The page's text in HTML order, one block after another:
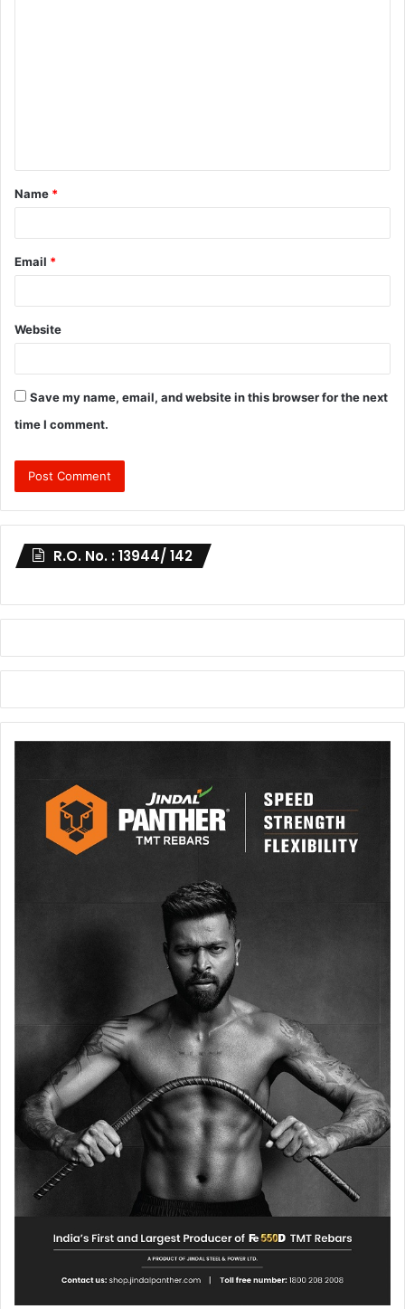
t
*
Name *
Email *
Website
Save my name, email, and website in this browser for the next
time I comment.
R.O. No. : 13944/ 142